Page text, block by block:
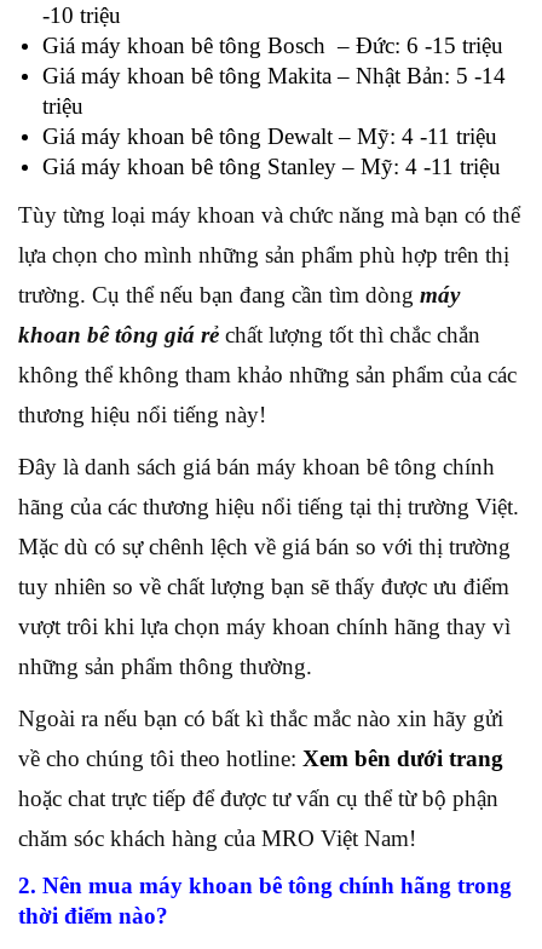
-10 triệu
Giá máy khoan bê tông Bosch – Đức: 6 -15 triệu
Giá máy khoan bê tông Makita – Nhật Bản: 5 -14
triệu
Giá máy khoan bê tông Dewalt – Mỹ: 4 -11 triệu
Giá máy khoan bê tông Stanley – Mỹ: 4 -11 triệu
Tùy từng loại máy khoan và chức năng mà bạn có thể
lựa chọn cho mình những sản phẩm phù hợp trên thị
trường. Cụ thể nếu bạn đang cần tìm dòng máy
khoan bê tông giá rẻ chất lượng tốt thì chắc chắn
không thể không tham khảo những sản phẩm của các
thương hiệu nổi tiếng này!
Đây là danh sách giá bán máy khoan bê tông chính
hãng của các thương hiệu nổi tiếng tại thị trường Việt.
Mặc dù có sự chênh lệch về giá bán so với thị trường
tuy nhiên so về chất lượng bạn sẽ thấy được ưu điểm
vượt trôi khi lựa chọn máy khoan chính hãng thay vì
những sản phẩm thông thường.
Ngoài ra nếu bạn có bất kì thắc mắc nào xin hãy gửi
về cho chúng tôi theo hotline: Xem bên dưới trang
hoặc chat trực tiếp để được tư vấn cụ thể từ bộ phận
chăm sóc khách hàng của MRO Việt Nam!
2. Nên mua máy khoan bê tông chính hãng trong
thời điểm nào?